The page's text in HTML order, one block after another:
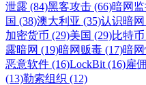
泄露 (84)黑客攻击 (66)暗网
国 (38)澳大利亚 (35)认识暗网
加密货币 (29)美国 (29)比特
露暗网 (19)暗网贩毒 (17)暗
恶意软件 (16)LockBit (16)雇
(13)勒索组织 (12)